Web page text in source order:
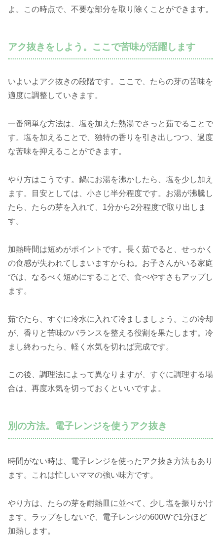
よ。この時点で、不要な部分を取り除くことができます。
アク抜きをしよう。ここで苦味が活躍します
いよいよアク抜きの段階です。ここで、たらの芽の苦味を
適度に調整していきます。
一番簡単な方法は、塩を加えた熱湯でさっと茹でることで
す。塩を加えることで、独特の香りを引き出しつつ、過度
な苦味を抑えることができます。
やり方はこうです。鍋にお湯を沸かしたら、塩を少し加え
ます。目安としては、小さじ半分程度です。お湯が沸騰し
たら、たらの芽を入れて、1分から2分程度で取り出しま
す。
加熱時間は短めがポイントです。長く茹でると、せっかく
の食感が失われてしまいますからね。お子さんがいる家庭
では、なるべく短めにすることで、食べやすさもアップし
ます。
茹でたら、すぐに冷水に入れて冷ましましょう。この冷却
が、香りと苦味のバランスを整える役割を果たします。冷
まし終わったら、軽く水気を切れば完成です。
この後、調理法によって異なりますが、すぐに調理する場
合は、再度水気を切っておくといいですよ。
別の方法。電子レンジを使うアク抜き
時間がない時は、電子レンジを使ったアク抜き方法もあり
ます。これは忙しいママの強い味方です。
やり方は、たらの芽を耐熱皿に並べて、少し塩を振りかけ
ます。ラップをしないで、電子レンジの600Wで1分ほど
加熱します。